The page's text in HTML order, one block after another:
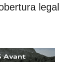
legal